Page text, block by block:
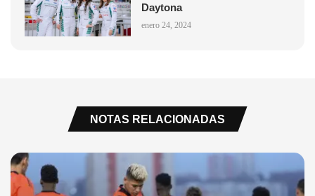
Daytona
enero 24, 2024
NOTAS RELACIONADAS